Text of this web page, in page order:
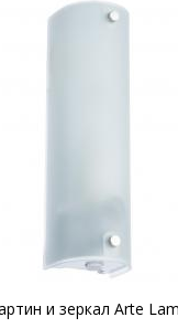
и зеркал Arte